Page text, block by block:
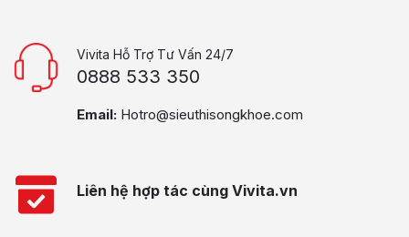
Vivita Hỗ Trợ Tư Vấn 24/7
0888 533 350
Email: Hotro@sieuthisongkhoe.com
Liên hệ hợp tác cùng Vivita.vn